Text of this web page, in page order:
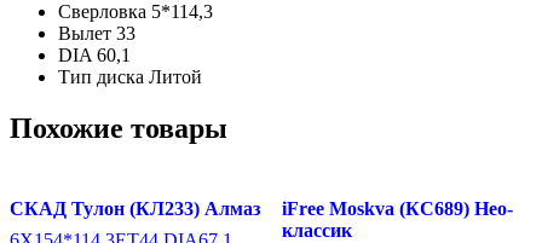
Сверловка 5*114,3
Вылет 33
DIA 60,1
Тип диска Литой
Похожие товары
СКАД Тулон (КЛ233) Алмаз
iFree Moskva (КС689) Нео-
классик